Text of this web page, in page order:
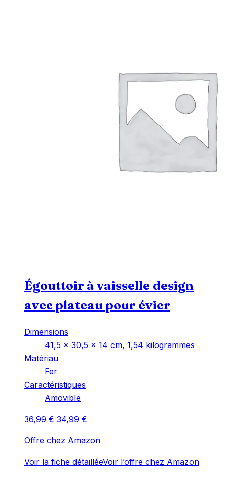
Égouttoir à vaisselle design
avec plateau pour évier
Dimensions
‎41,5 x 30,5 x 14 cm, 1,54 kilogrammes
Matériau
‎Fer
Caractéristiques
‎Amovible
36,99€ Le
initial
était :
34,99 €
actuel
est :
Offre chez Amazon
Voir la fiche détailléeVoir l’offre chez Amazon